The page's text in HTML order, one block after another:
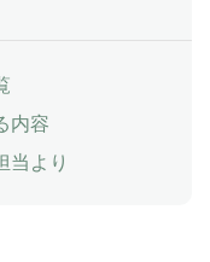
内容
当より